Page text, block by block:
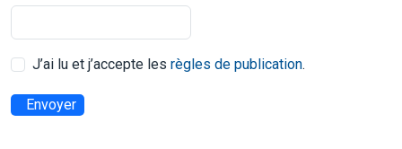
J’ai lu et j’accepte les règles de publication.
Envoyer